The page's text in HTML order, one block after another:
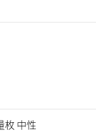
枚 中性